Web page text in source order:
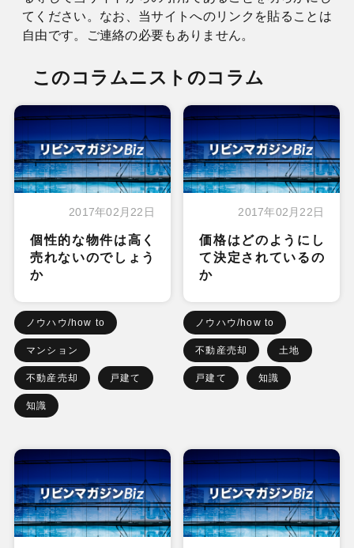
てください。なお、当サイトへのリンクを貼ることは
自由です。ご連絡の必要もありません。
このコラムニストのコラム
2017年02月22日
個性的な物件は高く
売れないのでしょう
か
ノウハウ/how to
マンション
不動産売却 戸建て
知識
2017年02月22日
価格はどのようにし
て決定されているの
か
ノウハウ/how to
不動産売却 土地
戸建て 知識